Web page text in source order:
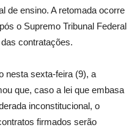
de ensino. A retomada ocorre
o Supremo Tribunal Federal
contratações.
nesta sexta-feira (9), a
que, caso a lei que embasa
inconstitucional, o
firmados serão